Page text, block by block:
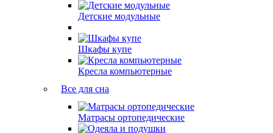
Детские модульные
Шкафы купе
Кресла компьютерные
Все для сна
Матрасы ортопедические